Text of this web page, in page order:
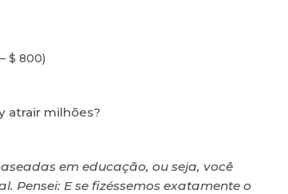
$ 800)
atrair milhões?
em educação, ou seja, você
Pensei: E se fizéssemos exatamente o